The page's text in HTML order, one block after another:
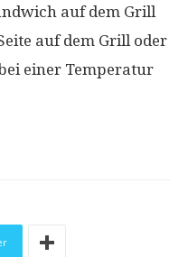
auf dem Grill
auf dem Grill oder
einer Temperatur